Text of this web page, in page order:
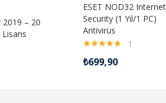
– 20
Lisans
ESET NOD32 Internet
Security (1 Yıl/1 PC)
Antivirüs
5.00oy aldı
1
₺699,90